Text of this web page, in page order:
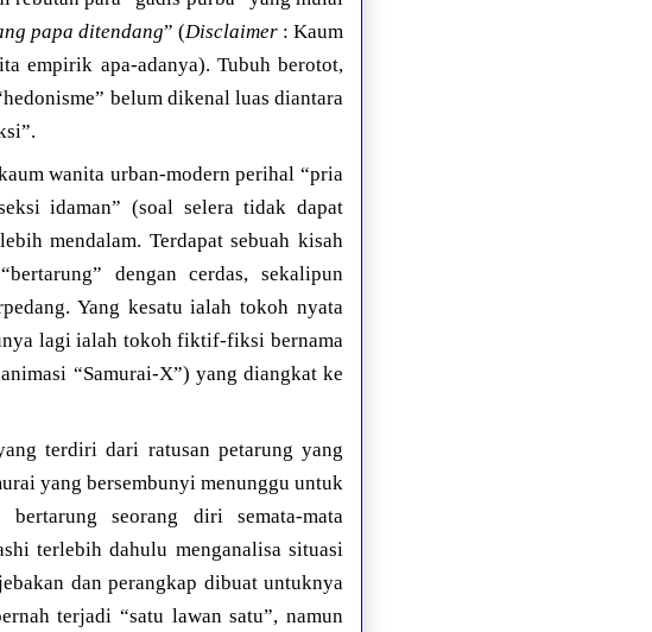
papa ditendang” (Disclaimer: Kaum
empirik apa-adanya). Tubuh berotot,
belum dikenal luas diantara
wanita urban-modern perihal “pria
idaman” (soal selera tidak dapat
mendalam. Terdapat sebuah kisah
dengan cerdas, sekalipun
Yang kesatu ialah tokoh nyata
lagi ialah tokoh fiktif-fiksi bernama
“Samurai-X”) yang diangkat ke
terdiri dari ratusan petarung yang
yang bersembunyi menunggu untuk
seorang diri semata-mata
terlebih dahulu menganalisa situasi
dan perangkap dibuat untuknya
terjadi “satu lawan satu”, namun